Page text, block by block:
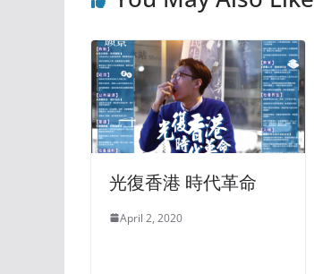
光復香港 時代革命
April 2, 2020